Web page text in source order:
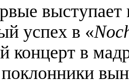
успех в «
концерт в
поклонники